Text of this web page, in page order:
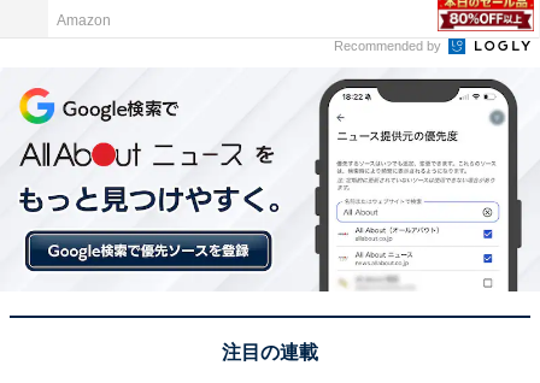
ロースカツと豚スタミナ焼肉定食
・ロースカツと豚スタミナ焼肉単品 649円（税込）
Amazon
Recommended by
注目の連載